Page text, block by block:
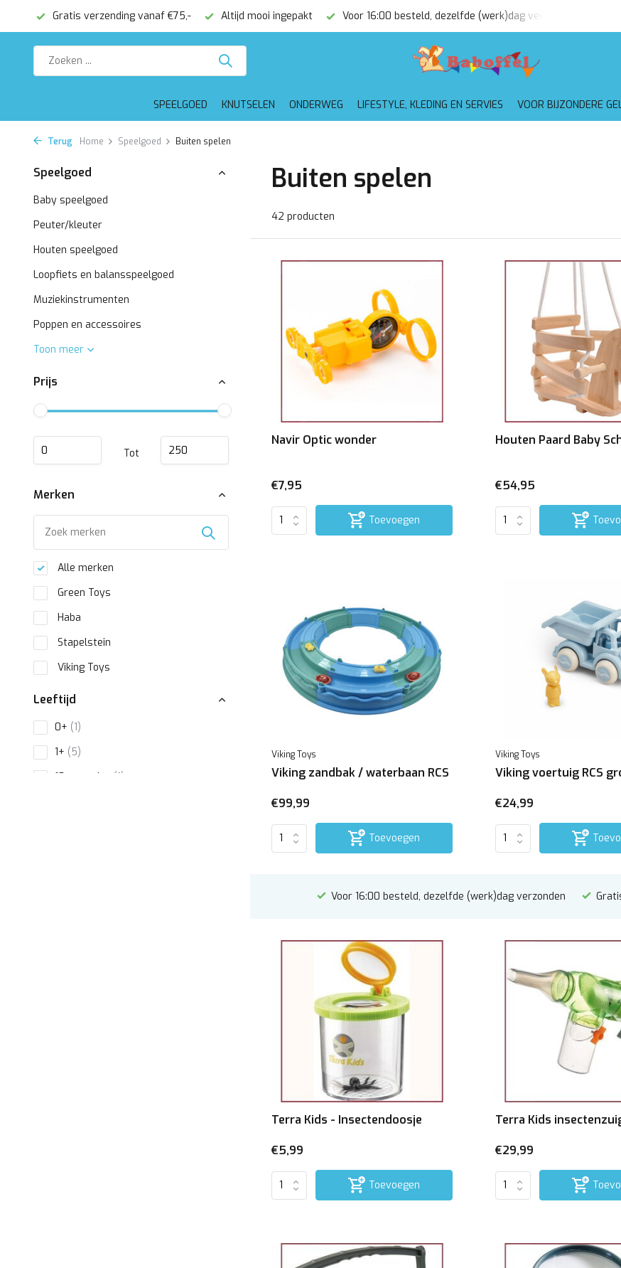
Altijd mooi ingepakt Voor 16:00 besteld, dezelfde (werk)dag verzonden Gratis verzending vanaf €75,-
SPEELGOED KNUTSELEN ONDERWEG LIFESTYLE, KLEDING EN SERVIES VOOR BIJZONDERE
Terug Home Speelgoed Buiten spelen
Speelgoed
Baby speelgoed
Peuter/kleuter
Houten speelgoed
Loopfiets en balansspeelgoed
Muziekinstrumenten
Poppen en accessoires
Toon meer
Prijs
Tot
Merken
Alle merken
Green Toys
Haba
Stapelstein
Viking Toys
Leeftijd
0+ (1)
1+ (5)
18 maanden
(1)
Buiten spelen
42 producten
Navir Optic wonder
€7,95
Toevoegen
Houten Paard Baby
€54,95
Viking Toys
Viking zandbak / waterbaan RCS
€99,99
Toevoegen
Viking Toys
Viking voertuig RCS
€24,99
Voor 16:00 besteld, dezelfde (werk)dag verzonden
Terra Kids - Insectendoosje
€5,99
Toevoegen
Terra Kids
€29,99